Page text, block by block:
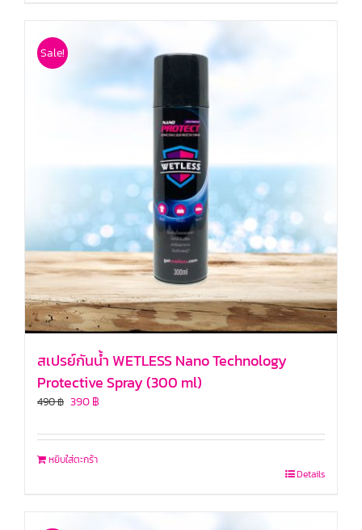
Sale!
สเปรย์กันน้ำ WETLESS Nano Technology
Protective Spray (300 ml)
490฿ 390฿
หยิบใส่ตะกร้า
Details